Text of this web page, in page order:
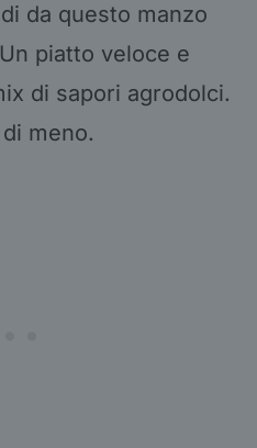
da questo manzo
piatto veloce e
di sapori agrodolci.
meno.